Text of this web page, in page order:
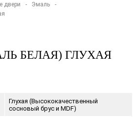
двери - Эмаль
-
БЕЛАЯ) ГЛУХАЯ
Глухая (Высококачественный
сосновый брус и MDF)